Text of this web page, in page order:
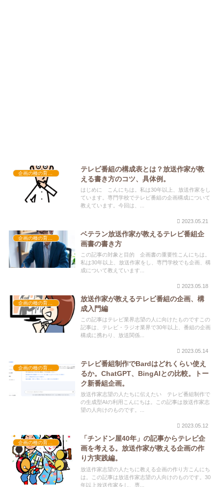
テレビ番組の構成表とは？放送作家が教
える書き方のコツ、具体例。
はじめに こんにちは。私は30年以上、放送作家をし
ています。専門学校でテレビ番組の企画構成について
教えています。今回は、...
2023.05.21
ベテラン放送作家が教えるテレビ番組企
画書の書き方
この記事の対象と目的 企画書の重要性こんにちは。
私は30年以上、放送作家をし、専門学校でも企画、構
成について教えています...
2023.05.18
放送作家が教えるテレビ番組の企画、構
成入門編
この記事はテレビ業界志望の人に向けたものですこの
記事は、テレビ・ラジオ業界で30年以上、番組の企画
構成に携わり、放送関係...
2023.05.14
テレビ番組制作でBardはどれくらい使え
るか。ChatGPT、BingAIとの比較。トー
ク新番組企画。
放送作家志望の人たちに伝えたい テレビ番組制作で
の生成型AIの利用こんにちは。この記事は放送作家志
望の人向けのものです。...
2023.05.12
「チンドン屋40年」の記事からテレビ企
画を考える。放送作家が教える企画の作
り方実践編。
放送作家志望の人たちに教える企画の作り方こんにち
は。この記事は放送作家志望の人向けのものです。30
年以上放送作家をし、専...